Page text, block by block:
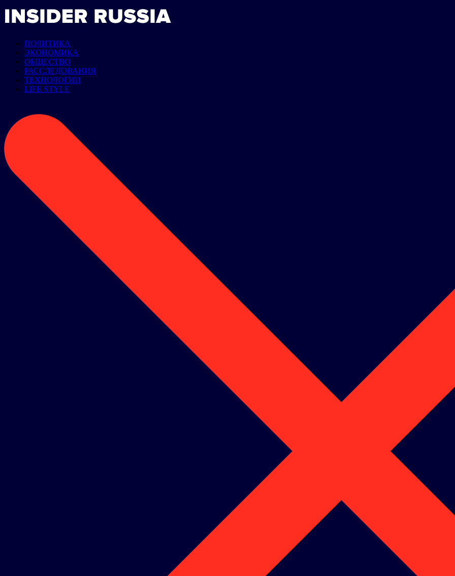
ПОЛИТИКА
ЭКОНОМИКА
ОБЩЕСТВО
РАССЛЕДОВАНИЯ
ТЕХНОЛОГИИ
LIFE STYLE